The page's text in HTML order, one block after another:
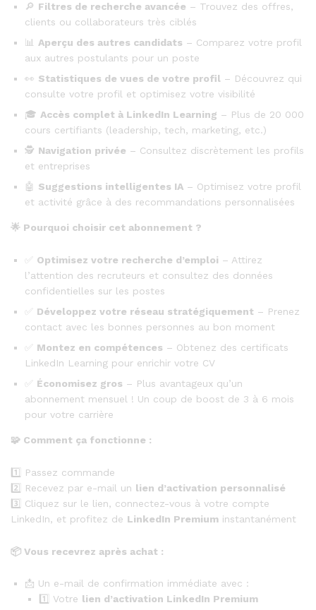
🔎 Filtres de recherche avancée – Trouvez des offres,
clients ou collaborateurs très ciblés
📊 Aperçu des autres candidats – Comparez votre profil
aux autres postulants pour un poste
👀 Statistiques de vues de votre profil – Découvrez qui
consulte votre profil et optimisez votre visibilité
🎓 Accès complet à LinkedIn Learning – Plus de 20 000
cours certifiants (leadership, tech, marketing, etc.)
🕵️ Navigation privée – Consultez discrètement les profils
et entreprises
🤖 Suggestions intelligentes IA – Optimisez votre profil
et activité grâce à des recommandations personnalisées
🌟 Pourquoi choisir cet abonnement ?
Optimisez votre recherche d’emploi – Attirez
l’attention des recruteurs et consultez des données
confidentielles sur les postes
Développez votre réseau stratégiquement – Prenez
contact avec les bonnes personnes au bon moment
Montez en compétences – Obtenez des certificats
LinkedIn Learning pour enrichir votre CV
Économisez gros – Plus avantageux qu’un
abonnement mensuel ! Un coup de boost de 3 à 6 mois
pour votre carrière
🧩 Comment ça fonctionne :
1️⃣ Passez commande
2️⃣ Recevez par e-mail un lien d’activation personnalisé
3️⃣ Cliquez sur le lien, connectez-vous à votre compte
LinkedIn, et profitez de LinkedIn Premium instantanément
📦 Vous recevrez après achat :
📩 Un e-mail de confirmation immédiate avec :
1️⃣ Votre lien d’activation LinkedIn Premium